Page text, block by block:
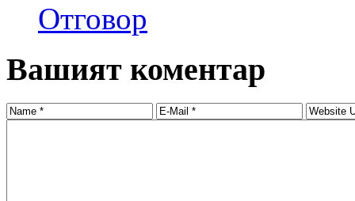
Отговор
Вашият коментар